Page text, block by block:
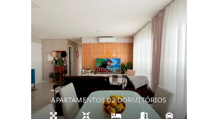
APARTAMENTOS 02 DORMITÓRIOS